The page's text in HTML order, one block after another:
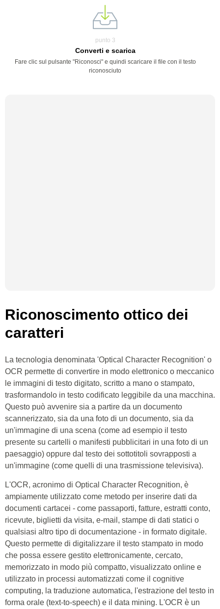
punto 3
Converti e scarica
Fare clic sul pulsante "Riconosci" e quindi scaricare il file con il testo
riconosciuto
Riconoscimento ottico dei
caratteri
La tecnologia denominata 'Optical Character Recognition' o
OCR permette di convertire in modo elettronico o meccanico
le immagini di testo digitato, scritto a mano o stampato,
trasformandolo in testo codificato leggibile da una macchina.
Questo può avvenire sia a partire da un documento
scannerizzato, sia da una foto di un documento, sia da
un'immagine di una scena (come ad esempio il testo
presente su cartelli o manifesti pubblicitari in una foto di un
paesaggio) oppure dal testo dei sottotitoli sovrapposti a
un'immagine (come quelli di una trasmissione televisiva).
L'OCR, acronimo di Optical Character Recognition, è
ampiamente utilizzato come metodo per inserire dati da
documenti cartacei - come passaporti, fatture, estratti conto,
ricevute, biglietti da visita, e-mail, stampe di dati statici o
qualsiasi altro tipo di documentazione - in formato digitale.
Questo permette di digitalizzare il testo stampato in modo
che possa essere gestito elettronicamente, cercato,
memorizzato in modo più compatto, visualizzato online e
utilizzato in processi automatizzati come il cognitive
computing, la traduzione automatica, l'estrazione del testo in
forma orale (text-to-speech) e il data mining. L'OCR è un